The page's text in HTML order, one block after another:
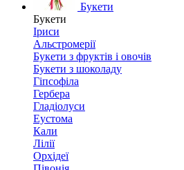
Букети
Букети
Іриси
Альстромерії
Букети з фруктів і овочів
Букети з шоколаду
Гіпсофіла
Гербера
Гладіолуси
Еустома
Кали
Лілії
Орхідеї